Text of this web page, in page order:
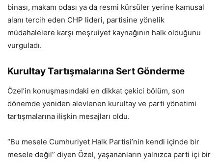
binası, makam odası ya da resmi kürsüler yerine kamusal
alanı tercih eden CHP lideri, partisine yönelik
müdahalelere karşı meşruiyet kaynağının halk olduğunu
vurguladı.
Kurultay Tartışmalarına Sert Gönderme
Özel’in konuşmasındaki en dikkat çekici bölüm, son
dönemde yeniden alevlenen kurultay ve parti yönetimi
tartışmalarına ilişkin mesajları oldu.
“Bu mesele Cumhuriyet Halk Partisi’nin kendi içinde bir
mesele değil” diyen Özel, yaşananların yalnızca parti içi bir